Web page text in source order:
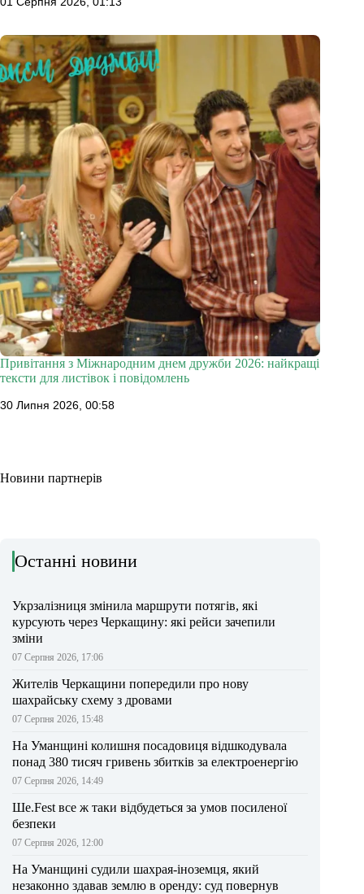
Привітання з Міжнародним днем дружби 2026: найкращі
тексти для листівок і повідомлень
30 Липня 2026, 00:58
Новини партнерів
Останні новини
Укрзалізниця змінила маршрути потягів, які
курсують через Черкащину: які рейси зачепили
зміни
07 Серпня 2026, 17:06
Жителів Черкащини попередили про нову
шахрайську схему з дровами
07 Серпня 2026, 15:48
На Уманщині колишня посадовиця відшкодувала
понад 380 тисяч гривень збитків за електроенергію
07 Серпня 2026, 14:49
Ше.Fest все ж таки відбудеться за умов посиленої
безпеки
07 Серпня 2026, 12:00
На Уманщині судили шахрая-іноземця, який
незаконно здавав землю в оренду: суд повернув